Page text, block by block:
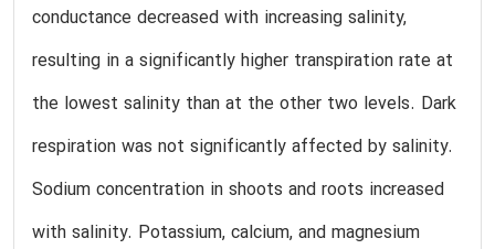
conductance decreased with increasing salinity,
resulting in a significantly higher transpiration rate at
the lowest salinity than at the other two levels. Dark
respiration was not significantly affected by salinity.
Sodium concentration in shoots and roots increased
with salinity. Potassium, calcium, and magnesium